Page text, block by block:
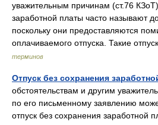
уважительным причинам (ст.76
заработной платы часто называют
поскольку они предоставляются
оплачиваемого отпуска. Такие
терминов
Отпуск без сохранения
обстоятельствам и другим
по его письменному заявлению
отпуск без сохранения заработной